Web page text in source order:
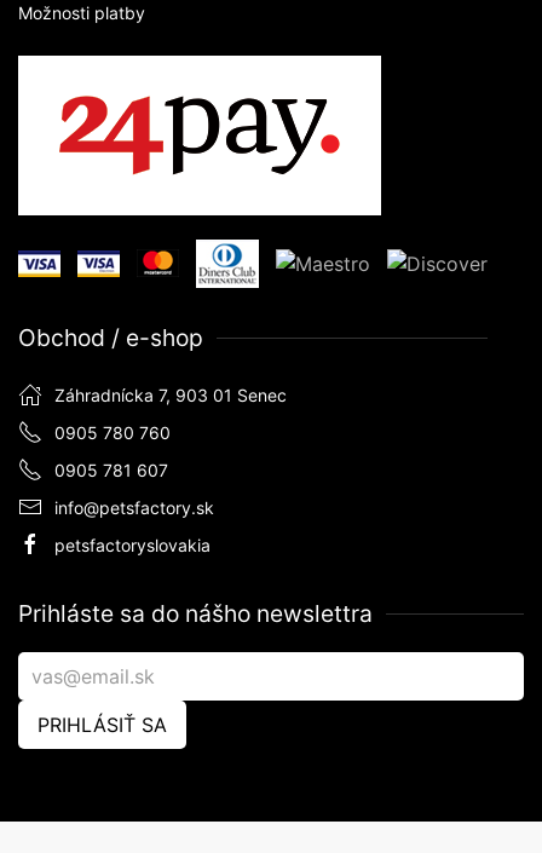
Možnosti platby
Obchod / e-shop
Záhradnícka 7, 903 01 Senec
0905 780 760
0905 781 607
info@petsfactory.sk
petsfactoryslovakia
Prihláste sa do nášho newslettra
PRIHLÁSIŤ SA